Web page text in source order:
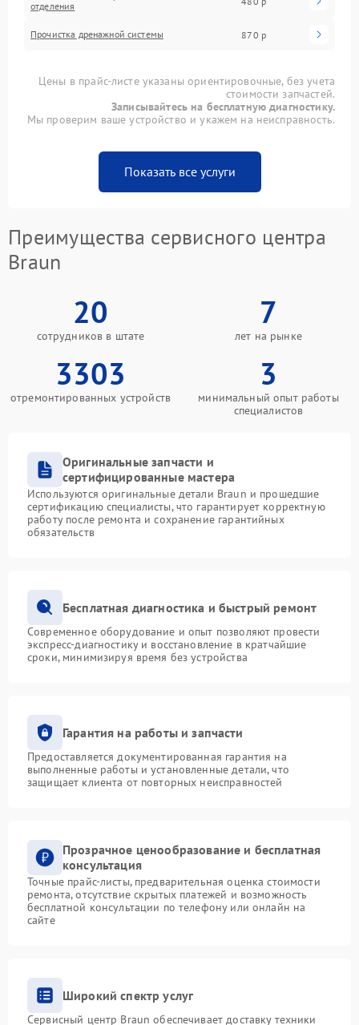
отделения
Прочистка дренажной системы 870 р
Цены в прайс-листе указаны ориентировочные, без учета
стоимости запчастей.
Записывайтесь на бесплатную диагностику.
Мы проверим ваше устройство и укажем на неисправность.
Показать все услуги
Преимущества сервисного центра
Braun
20
сотрудников в штате
7
лет на рынке
3303
отремонтированных устройств
3
минимальный опыт работы
специалистов
Оригинальные запчасти и
сертифицированные мастера
Используются оригинальные детали Braun и прошедшие
сертификацию специалисты, что гарантирует корректную
работу после ремонта и сохранение гарантийных
обязательств
Бесплатная диагностика и быстрый ремонт
Современное оборудование и опыт позволяют провести
экспресс-диагностику и восстановление в кратчайшие
сроки, минимизируя время без устройства
Гарантия на работы и запчасти
Предоставляется документированная гарантия на
выполненные работы и установленные детали, что
защищает клиента от повторных неисправностей
Прозрачное ценообразование и бесплатная
консультация
Точные прайс-листы, предварительная оценка стоимости
ремонта, отсутствие скрытых платежей и возможность
бесплатной консультации по телефону или онлайн на
сайте
Широкий спектр услуг
Сервисный центр Braun обеспечивает доставку техники